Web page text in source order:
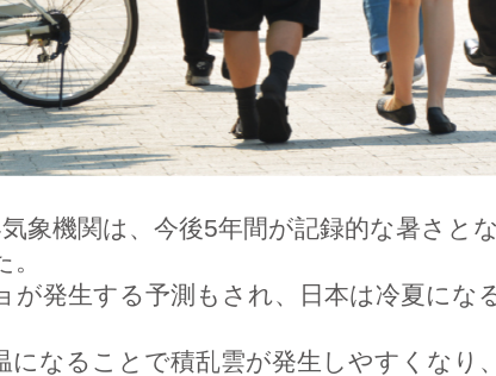
象機関は、今後5年間が記録的な暑さと
が発生する予測もされ、日本は冷夏にな
になることで積乱雲が発生しやすくなり